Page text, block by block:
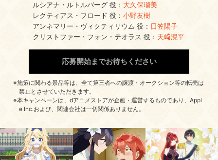
ルシアナ・ルトルバーグ 役： 大久保瑠美
レクティアス・フロード 役： 小野友樹
アンネマリー・ヴィクティリウム 役： 日笠陽子
クリストファー・フォン・テオラス 役： 天﨑滉平
応募開始までお待ちください
施策に関わる景品等は、全て第三者への譲渡・オークション等の転売は
禁止とさせていただきます。
本キャンペーンは、dアニメストアが企画・運営するものであり、Appl
e Inc.および、関連会社は一切関係ありません。